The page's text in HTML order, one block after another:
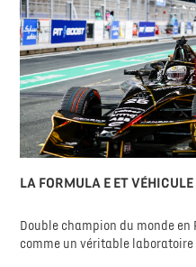
LA FORMULA E ET VÉHICULE
Double champion du monde en
comme un véritable